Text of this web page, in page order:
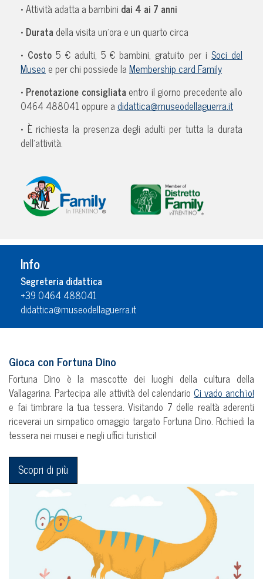
• Attività adatta a bambini dai 4 ai 7 anni
• Durata della visita un’ora e un quarto circa
• Costo 5 € adulti, 5 € bambini, gratuito per i Soci del
Museo e per chi possiede laMembership card Family
• Prenotazione consigliata entro il giorno precedente allo
0464 488041 oppure a didattica@museodellaguerra.it
• È richiesta la presenza degli adulti per tutta la durata
dell’attività.
Info
Segreteria didattica
+39 0464 488041
didattica@museodellaguerra.it
Gioca con Fortuna Dino
Fortuna Dino è la mascotte dei luoghi della cultura della
Vallagarina. Partecipa alle attività del calendarioCi vado anch’io!
e fai timbrare la tua tessera. Visitando 7 delle realtà aderenti
riceverai un simpatico omaggio targato Fortuna Dino. Richiedi la
tessera nei musei e negli uffici turistici!
Scopri di più